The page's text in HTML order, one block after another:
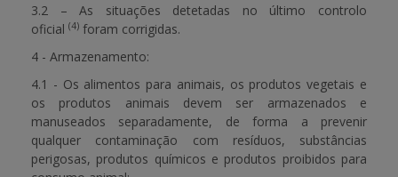
3.2 – As situações detetadas no último controlo
oficial (4) foram corrigidas.
4 - Armazenamento:
4.1 - Os alimentos para animais, os produtos vegetais e
os produtos animais devem ser armazenados e
manuseados separadamente, de forma a prevenir
qualquer contaminação com resíduos, substâncias
perigosas, produtos químicos e produtos proibidos para